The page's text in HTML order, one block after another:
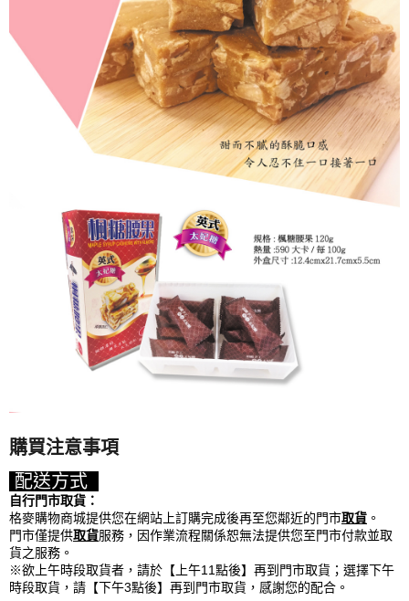
購買注意事項
配送方式
自行門市取貨：
格麥購物商城提供您在網站上訂購完成後再至您鄰近的門市取貨 。
門市僅提供取貨服務，因作業流程關係恕無法提供您至門市付款並取
貨之服務。
※欲上午時段取貨者，請於【上午11點後】再到門市取貨；選擇下午
時段取貨，請【下午3點後】再到門市取貨，感謝您的配合。